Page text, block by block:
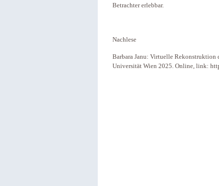
Betrachter erlebbar.
Nachlese
Barbara Janu: Virtuelle Rekonstruktion
Universität Wien 2025. Online, link: